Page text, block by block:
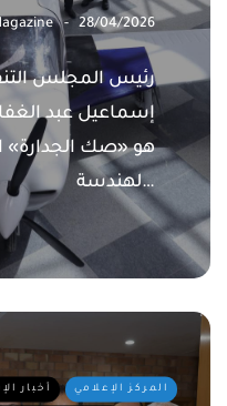
28/04/2026
رئيس المجلس
إسماعيل عبد
هو «صك الجدارة»
لهندسة…
أخبار المركز الإعلامي